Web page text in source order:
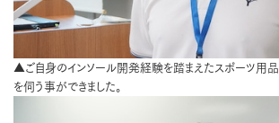
▲ご自身のインソール開発経験を踏まえたスポーツ用
を伺う事ができました。